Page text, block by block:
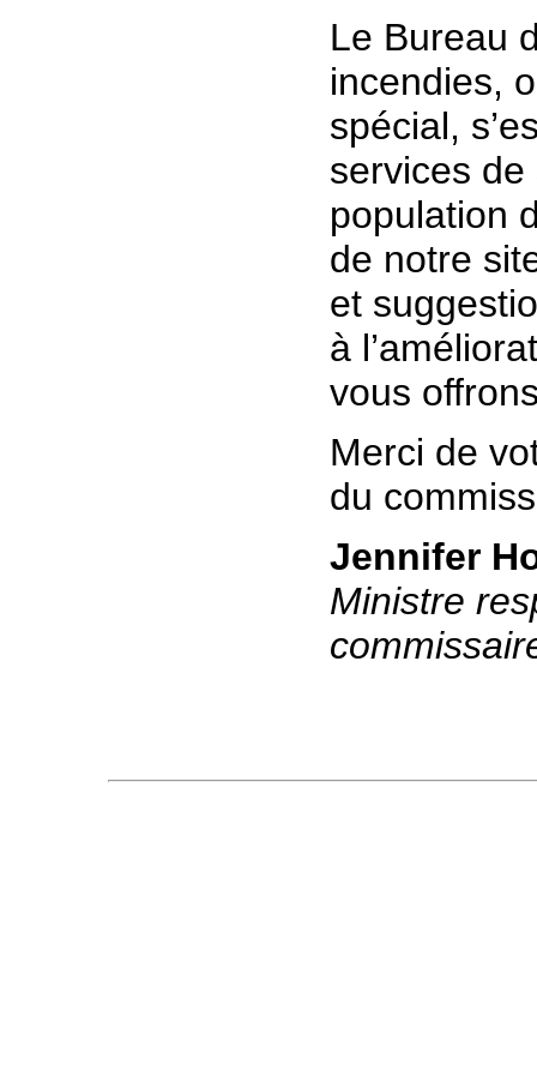
Le Bureau
incendies,
spécial,
services
population
de notre
et
à
vous
Merci de
du
Jennifer
Ministre